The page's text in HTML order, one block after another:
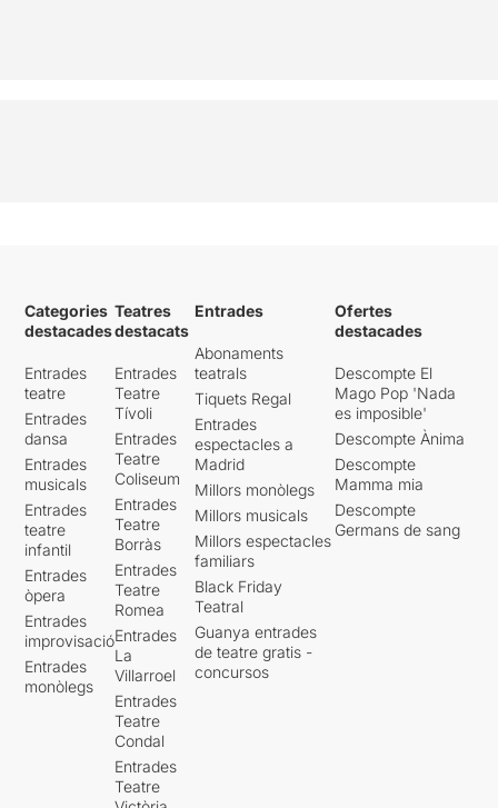
Categories
destacades
Entrades
teatre
Entrades
dansa
Entrades
musicals
Entrades
teatre
infantil
Entrades
òpera
Entrades
improvisació
Entrades
monòlegs
Teatres
destacats
Entrades
Teatre
Tívoli
Entrades
Teatre
Coliseum
Entrades
Teatre
Borràs
Entrades
Teatre
Romea
Entrades
La
Villarroel
Entrades
Teatre
Condal
Entrades
Teatre
Entrades
Abonaments
teatrals
Tiquets Regal
Entrades
espectacles a
Madrid
Millors monòlegs
Millors musicals
Millors espectacles
familiars
Black Friday
Teatral
Guanya entrades
de teatre gratis -
concursos
Ofertes
destacades
Descompte El
Mago Pop 'Nada
es imposible'
Descompte Ànima
Descompte
Mamma mia
Descompte
Germans de sang